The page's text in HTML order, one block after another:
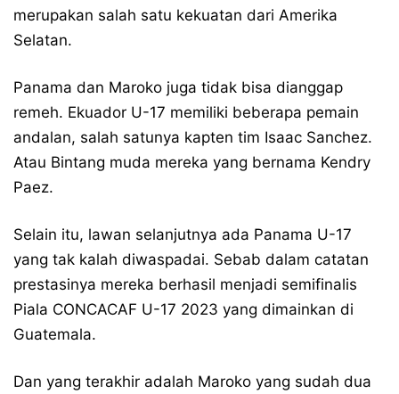
merupakan salah satu kekuatan dari Amerika
Selatan.
Panama dan Maroko juga tidak bisa dianggap
remeh. Ekuador U-17 memiliki beberapa pemain
andalan, salah satunya kapten tim Isaac Sanchez.
Atau Bintang muda mereka yang bernama Kendry
Paez.
Selain itu, lawan selanjutnya ada Panama U-17
yang tak kalah diwaspadai. Sebab dalam catatan
prestasinya mereka berhasil menjadi semifinalis
Piala CONCACAF U-17 2023 yang dimainkan di
Guatemala.
Dan yang terakhir adalah Maroko yang sudah dua